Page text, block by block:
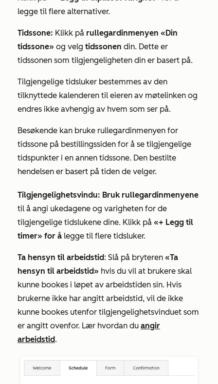
legge til flere alternativer.
Tidssone: Klikk på rullegardinmenyen «Din
tidssone» og velg tidssonen din. Dette er
tidssonen som tilgjengeligheten din er basert på.
Tilgjengelige tidsluker bestemmes av den
tilknyttede kalenderen til eieren av møtelinken og
endres ikke avhengig av hvem som ser på.
Besøkende kan bruke rullegardinmenyen for
tidssone på bestillingssiden for å se tilgjengelige
tidspunkter i en annen tidssone. Den bestilte
hendelsen er basert på tiden de velger.
Tilgjengelighetsvindu: Bruk rullegardinmenyene
til å angi ukedagene og varigheten for de
tilgjengelige tidslukene dine. Klikk på «+ Legg til
timer» for å legge til flere tidsluker.
Ta hensyn til arbeidstid: Slå på bryteren «Ta
hensyn til arbeidstid» hvis du vil at brukere skal
kunne bookes i løpet av arbeidstiden sin. Hvis
brukerne ikke har angitt arbeidstid, vil de ikke
kunne bookes utenfor tilgjengelighetsvinduet som
er angitt ovenfor. Lær hvordan du angir
arbeidstid.